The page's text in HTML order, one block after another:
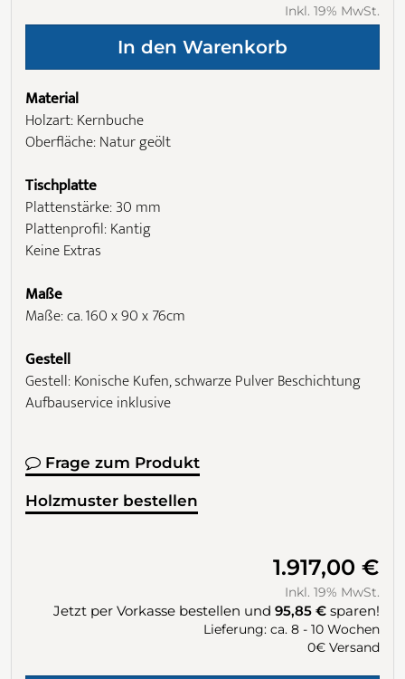
Inkl. 19% MwSt.
Material
Holzart: Kernbuche
Oberfläche: Natur geölt
Tischplatte
Plattenstärke: 30 mm
Plattenprofil: Kantig
Keine Extras
Maße
Maße: ca. 160 x 90 x 76cm
Gestell
Gestell: Konische Kufen, schwarze Pulver Beschichtung
Aufbauservice inklusive
Frage zum Produkt
Holzmuster bestellen
1.917,00 €
Inkl. 19% MwSt.
Jetzt per Vorkasse bestellen und 95,85 € sparen!
Lieferung: ca. 8 - 10 Wochen
0€ Versand